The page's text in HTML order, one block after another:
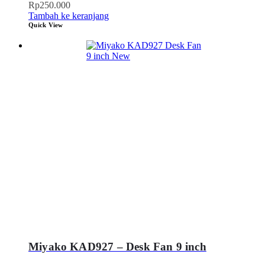
Rp250.000
Tambah ke keranjang
Quick View
Miyako KAD927 – Desk Fan 9 inch